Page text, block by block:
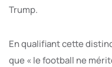
Trump.
En qualifiant cette
que « le football ne